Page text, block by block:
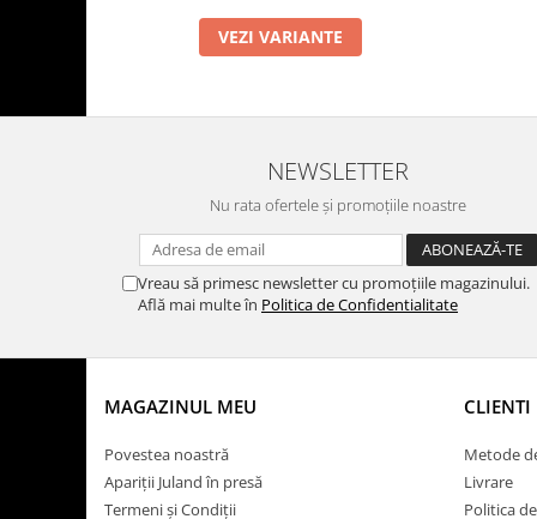
VEZI VARIANTE
NEWSLETTER
Nu rata ofertele și promoțiile noastre
Vreau să primesc newsletter cu promoțiile magazinului.
Află mai multe în Politica de Confidentialitate
MAGAZINUL MEU
Povestea noastră
Apariții Juland în presă
Termeni și Condiții
CLIENTI
Metode
Livrare
Politica